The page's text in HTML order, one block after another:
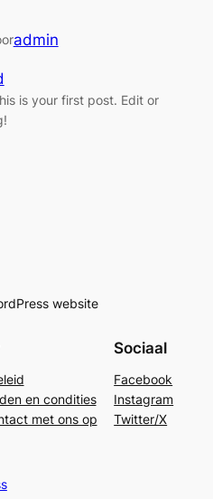
admin
is your first post. Edit or
website
en condities
met ons op
Sociaal
Facebook
Instagram
Twitter/X